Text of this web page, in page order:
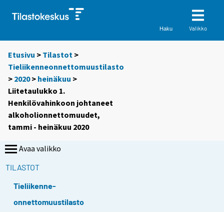
Haku Valikko
Etusivu > Tilastot >
Tieliikenneonnettomuustilasto
> 2020> heinäkuu >
Liitetaulukko 1.
Henkilövahinkoon johtaneet
alkoholionnettomuudet,
tammi - heinäkuu 2020
Avaa valikko
TILASTOT
Tieliikenne-
onnettomuustilasto